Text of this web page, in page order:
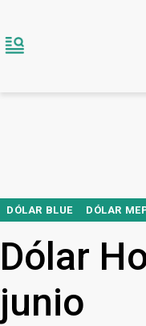
DÓLAR BLUE DÓLAR
Dólar
junio